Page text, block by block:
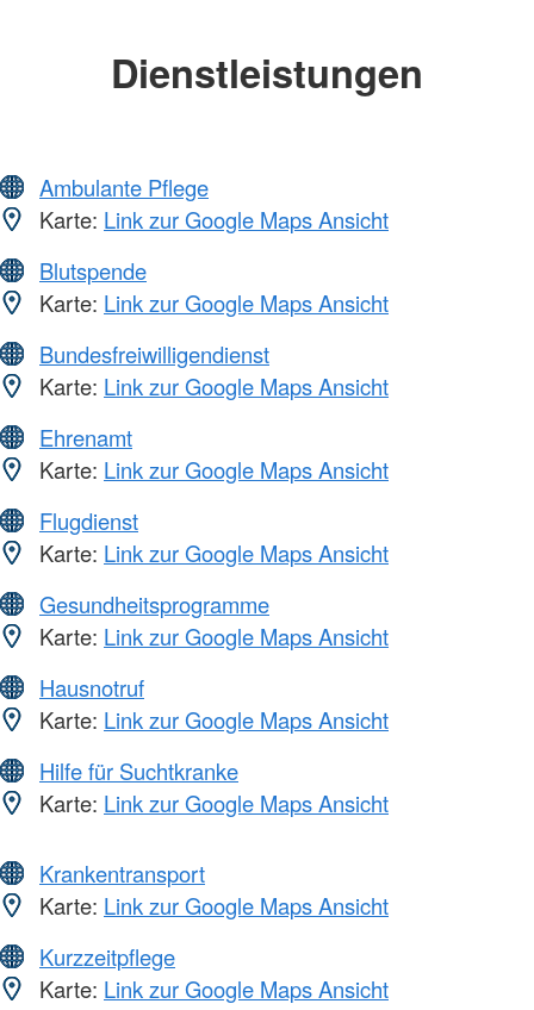
Dienstleistungen
Ambulante Pflege
Karte: Link zur Google Maps Ansicht
Blutspende
Karte: Link zur Google Maps Ansicht
Bundesfreiwilligendienst
Karte: Link zur Google Maps Ansicht
Ehrenamt
Karte: Link zur Google Maps Ansicht
Flugdienst
Karte: Link zur Google Maps Ansicht
Gesundheitsprogramme
Karte: Link zur Google Maps Ansicht
Hausnotruf
Karte: Link zur Google Maps Ansicht
Hilfe für Suchtkranke
Karte: Link zur Google Maps Ansicht
Krankentransport
Karte: Link zur Google Maps Ansicht
Kurzzeitpflege
Karte: Link zur Google Maps Ansicht